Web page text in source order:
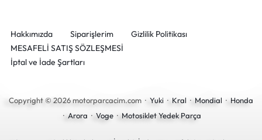
Hakkımızda Siparişlerim
Gizlilik Politikası
MESAFELİ SATIŞ SÖZLEŞMESİ
İptal ve İade Şartları
Copyright © 2026 motorparcacim.com · Yuki · Kral · Mondial · Honda
· Arora · Voge· Motosiklet Yedek Parça